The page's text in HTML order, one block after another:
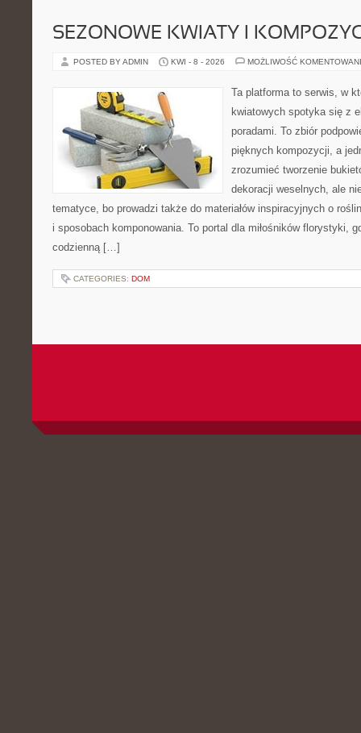
SEZONOWE KWIATY I
POSTED BY ADMIN KWI - 8 - 2026 MOŻLIWOŚĆ
Ta platforma to serwis, w
kwiatowych spotyka się z
poradami. To zbiór
pięknych kompozycji, a
zrozumieć tworzenie
dekoracji weselnych, ale
tematyce, bo prowadzi także do materiałów inspiracyjnych o
i sposobach komponowania. To portal dla miłośników florystyki,
codzienną […]
CATEGORIES: DOM